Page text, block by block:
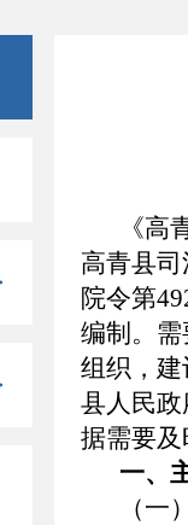
《
高青县
院令第
编制。
组织，
县人民政
据需要
一、
（